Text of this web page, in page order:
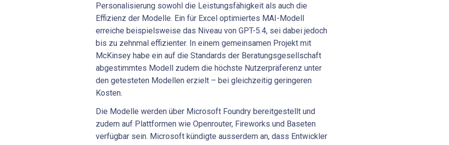
Personalisierung sowohl die Leistungsfähigkeit als auch die
Effizienz der Modelle. Ein für Excel optimiertes MAI-Modell
erreiche beispielsweise das Niveau von GPT-5.4, sei dabei jedoch
bis zu zehnmal effizienter. In einem gemeinsamen Projekt mit
McKinsey habe ein auf die Standards der Beratungsgesellschaft
abgestimmtes Modell zudem die höchste Nutzerpräferenz unter
den getesteten Modellen erzielt – bei gleichzeitig geringeren
Kosten.
Die Modelle werden über Microsoft Foundry bereitgestellt und
zudem auf Plattformen wie Openrouter, Fireworks und Baseten
verfügbar sein. Microsoft kündigte ausserdem an, dass Entwickler